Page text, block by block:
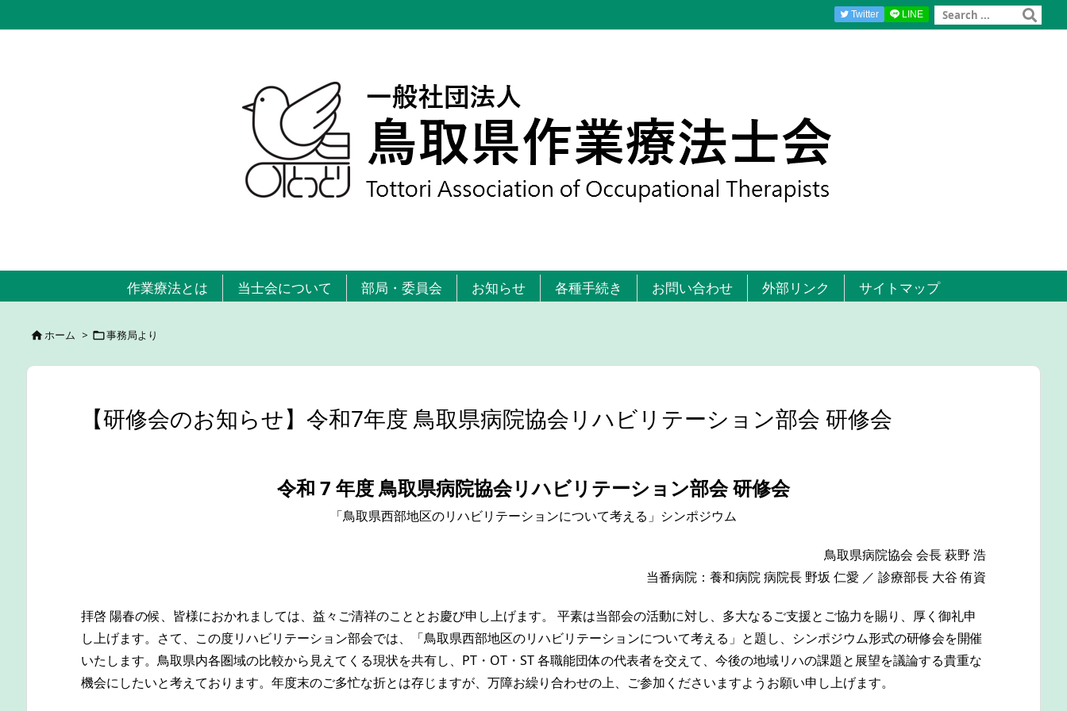
作業療法とは 当士会について 部局・委員会 お知らせ 各種手続き お問い合わせ 外部リンク サイトマップ
Twitter LINE
ホーム > 事務局より
【研修会のお知らせ】令和7年度 鳥取県病院協会リハビリテーション部会 研修会
令和 7 年度 鳥取県病院協会リハビリテーション部会 研修会
「鳥取県西部地区のリハビリテーションについて考える」シンポジウム
鳥取県病院協会 会長 萩野 浩
当番病院：養和病院 病院長 野坂 仁愛 ／ 診療部長 大谷 侑資
拝啓 陽春の候、皆様におかれましては、益々ご清祥のこととお慶び申し上げます。 平素は当部会の活動に対し、多大なるご支援とご協力を賜り、厚く御礼申
し上げます。さて、この度リハビリテーション部会では、「鳥取県西部地区のリハビリテーションについて考える」と題し、シンポジウム形式の研修会を開催
いたします。鳥取県内各圏域の比較から見えてくる現状を共有し、PT・OT・ST 各職能団体の代表者を交えて、今後の地域リハの課題と展望を議論する貴重な
機会にしたいと考えております。年度末のご多忙な折とは存じますが、万障お繰り合わせの上、ご参加くださいますようお願い申し上げます。